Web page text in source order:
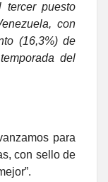
tercer puesto
con
(16,3%) de
del
para
con sello de